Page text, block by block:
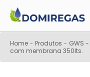
Home - Produtos - GWS
com membrana 350lts.